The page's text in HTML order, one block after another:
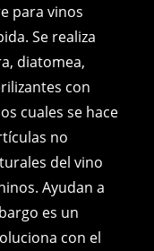
para vinos
Se realiza
diatomea,
con
cuales se hace
no
del vino
Ayudan a
es un
con el